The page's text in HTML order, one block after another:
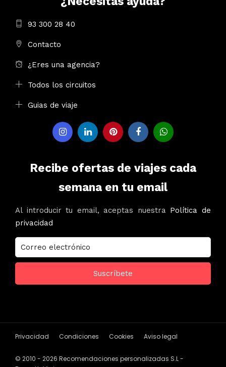
93 300 28 40
Contacto
¿Eres una agencia?
Todos los circuitos
Guias de viaje
Recibe ofertas de viajes cada
semana en tu email
Al introducir tu email, aceptas nuestra Política de
privacidad
Privacidad Condiciones Cookies Aviso legal
© 2010 - 2026 Recomendaciones personalizadas S.L -